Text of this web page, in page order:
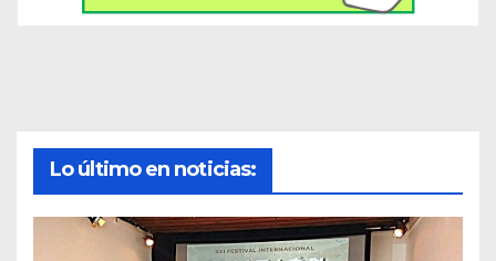
Lo último en noticias: